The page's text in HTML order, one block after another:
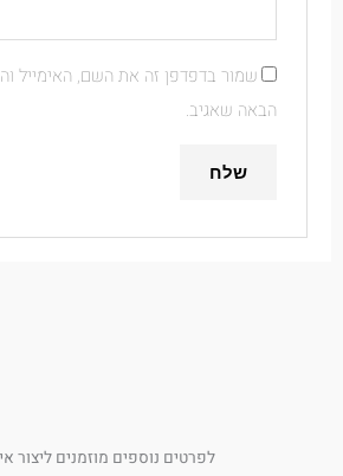
שמור בדפדפן זה את השם, האימייל
הבאה שאגיב.
לפרטים נוספים מוזמנים ליצור